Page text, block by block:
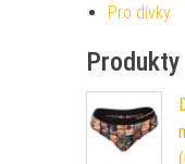
Pro dívky
Produkty